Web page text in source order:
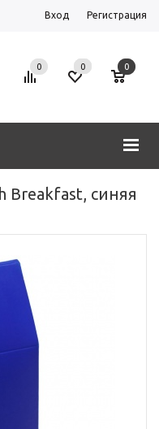
Вход Регистрация
0 0 0
Breakfast, синяя